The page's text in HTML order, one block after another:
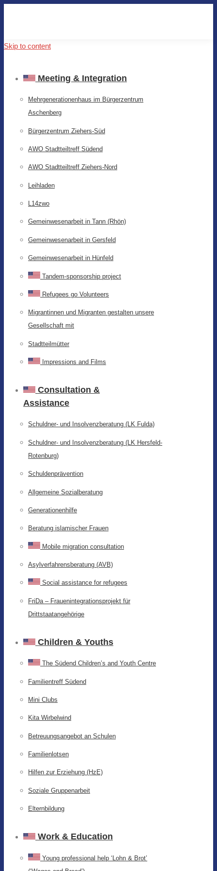
Skip to content
Meeting & Integration
Mehrgenerationenhaus im Bürgerzentrum
Aschenberg
Bürgerzentrum Ziehers-Süd
AWO Stadtteiltreff Südend
AWO Stadtteiltreff Ziehers-Nord
Leihladen
L14zwo
Gemeinwesenarbeit in Tann (Rhön)
Gemeinwesenarbeit in Gersfeld
Gemeinwesenarbeit in Hünfeld
Tandem-sponsorship project
Refugees go Volunteers
Migrantinnen und Migranten gestalten unsere
Gesellschaft mit
Stadtteilmütter
Impressions and Films
Consultation &
Assistance
Schuldner- und Insolvenzberatung (LK Fulda)
Schuldner- und Insolvenzberatung (LK Hersfeld-
Rotenburg)
Schuldenprävention
Allgemeine Sozialberatung
Generationenhilfe
Beratung islamischer Frauen
Mobile migration consultation
Asylverfahrensberatung (AVB)
Social assistance for refugees
FriDa – Frauenintegrationsprojekt für
Drittstaatangehörige
Children & Youths
The Südend Children’s and Youth Centre
Familientreff Südend
Mini Clubs
Kita Wirbelwind
Betreuungsangebot an Schulen
Familienlotsen
Hilfen zur Erziehung (HzE)
Soziale Gruppenarbeit
Elternbildung
Work & Education
Young professional help ‘Lohn & Brot’